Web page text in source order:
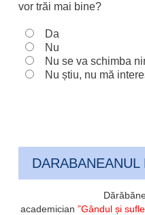
vor trăi mai bine?
Da
Nu
Nu se va schimba
Nu știu, nu mă
DARABANEANUL
academician”Gândul și